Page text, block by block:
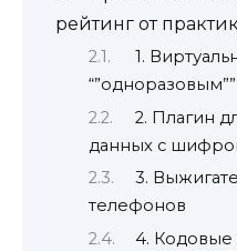
рейтинг от
1.
2. Плагин
данных с
3.
телефонов
4. Кодовые